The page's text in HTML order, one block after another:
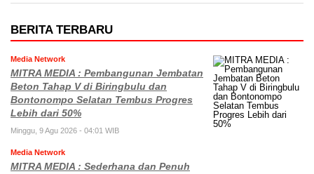
BERITA TERBARU
Media Network
MITRA MEDIA : Pembangunan Jembatan
Beton Tahap V di Biringbulu dan
Bontonompo Selatan Tembus Progres
Lebih dari 50%
Minggu, 9 Agu 2026 - 04:01 WIB
Media Network
MITRA MEDIA : Sederhana dan Penuh